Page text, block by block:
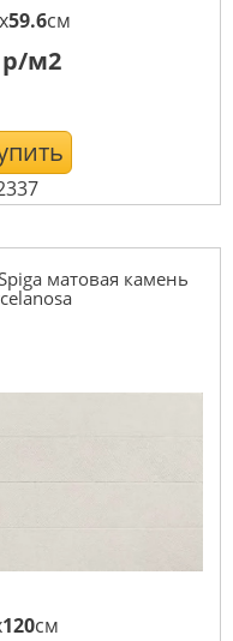
59.6см
р/м2
матовая камень
120см